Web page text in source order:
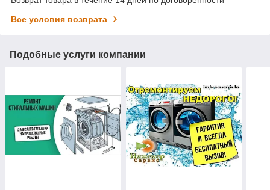
Все условия возврата
Подобные услуги компании